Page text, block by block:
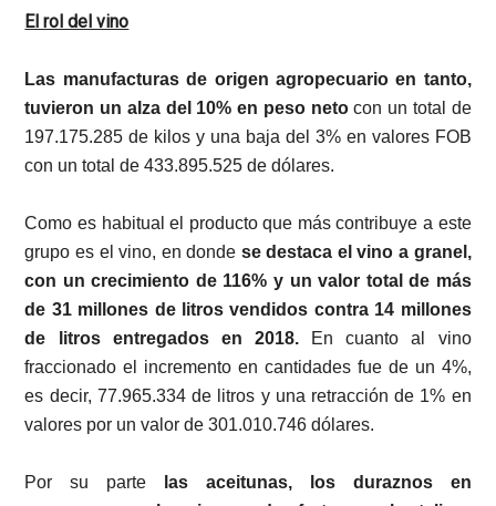
El rol del vino
Las manufacturas de origen agropecuario en tanto,
tuvieron un alza del 10% en peso netocon un total de
197.175.285 de kilos y una baja del 3% en valores FOB
con un total de 433.895.525 de dólares.
Como es habitual el producto que más contribuye a este
grupo es el vino, en donde se destaca el vino a granel,
con un crecimiento de 116% y un valor total de más
de 31 millones de litros vendidos contra 14 millones
de litros entregados en 2018. En cuanto al vino
fraccionado el incremento en cantidades fue de un 4%,
es decir, 77.965.334 de litros y una retracción de 1% en
valores por un valor de 301.010.746 dólares.
Por su parte
las aceitunas, los duraznos en